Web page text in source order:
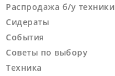
Распродажа б/у техники
Сидераты
События
Советы по выбору
Техника